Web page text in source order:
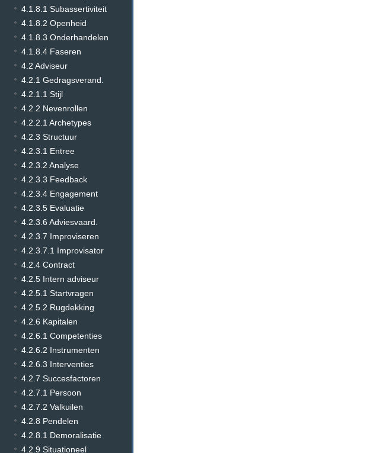
4.1.8.1 Subassertiviteit
4.1.8.2 Openheid
4.1.8.3 Onderhandelen
4.1.8.4 Faseren
4.2 Adviseur
4.2.1 Gedragsverand.
4.2.1.1 Stijl
4.2.2 Nevenrollen
4.2.2.1 Archetypes
4.2.3 Structuur
4.2.3.1 Entree
4.2.3.2 Analyse
4.2.3.3 Feedback
4.2.3.4 Engagement
4.2.3.5 Evaluatie
4.2.3.6 Adviesvaard.
4.2.3.7 Improviseren
4.2.3.7.1 Improvisator
4.2.4 Contract
4.2.5 Intern adviseur
4.2.5.1 Startvragen
4.2.5.2 Rugdekking
4.2.6 Kapitalen
4.2.6.1 Competenties
4.2.6.2 Instrumenten
4.2.6.3 Interventies
4.2.7 Succesfactoren
4.2.7.1 Persoon
4.2.7.2 Valkuilen
4.2.8 Pendelen
4.2.8.1 Demoralisatie
4.2.9 Situationeel